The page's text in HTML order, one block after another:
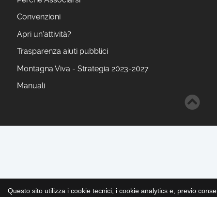
Questo sito utilizza i cookie tecnici, i cookie analytics e, previo
Convenzioni
Apri un'attività?
Trasparenza aiuti pubblici
Montagna Viva - Strategia 2023-2027
Manuali